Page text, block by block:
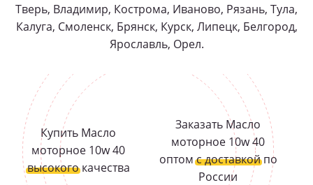
Тверь, Владимир, Кострома, Иваново, Рязань, Тула,
Калуга, Смоленск, Брянск, Курск, Липецк, Белгород,
Ярославль, Орел.
Купить Масло
моторное 10w 40
высокогокачества
Заказать Масло
моторное 10w 40
оптомс доставкойпо
России